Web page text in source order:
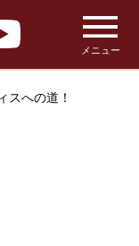
メニュー
スへの道！